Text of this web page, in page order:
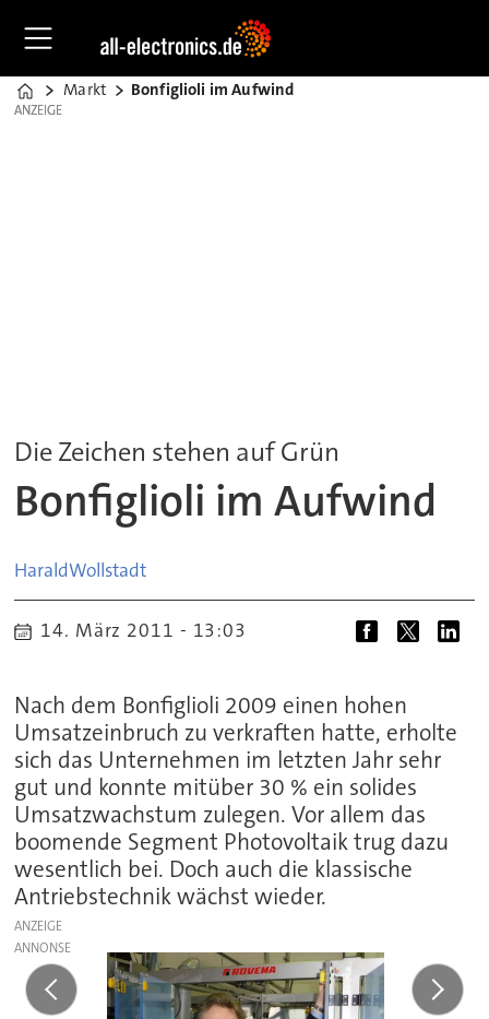
Home
Markt Bonfiglioli im Aufwind
ANZEIGE
ANZEIGE
Die Zeichen stehen auf Grün
Bonfiglioli im Aufwind
HaraldWollstadt
14. März 2011 - 13:03
Nach dem Bonfiglioli 2009 einen hohen
Umsatzeinbruch zu verkraften hatte, erholte
sich das Unternehmen im letzten Jahr sehr
gut und konnte mitüber 30 % ein solides
Umsatzwachstum zulegen. Vor allem das
boomende Segment Photovoltaik trug dazu
wesentlich bei. Doch auch die klassische
Antriebstechnik wächst wieder.
ANZEIGE